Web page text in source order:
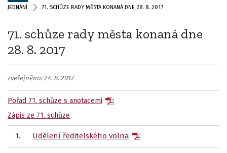
JEDNÁNÍ
71. SCHŮZE RADY MĚSTA KONANÁ DNE 28. 8. 2017
71. schůze rady města konaná dne
28. 8. 2017
zveřejněno: 24. 8. 2017
Pořad 71. schůze s anotacemi
Zápis ze 71. schůze
1. Udělení ředitelského volna